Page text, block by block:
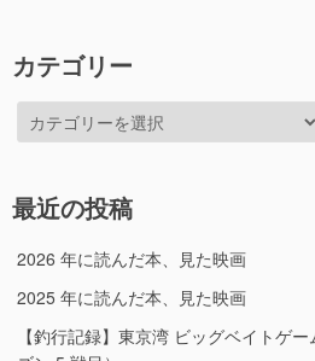
カテゴリー
テ
ー
最近の投稿
2026 年に読んだ本、見た映画
2025 年に読んだ本、見た映画
【釣行記録】東京湾 ビッグベイトゲ